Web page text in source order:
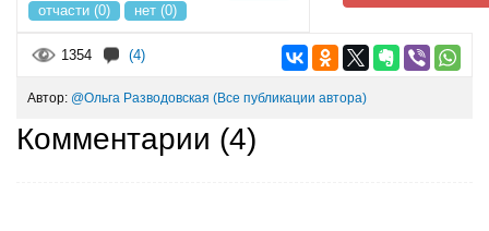
отчасти (0)
нет (0)
1354 (4)
Автор: @Ольга Разводовская (Все публикации автора)
Комментарии (4)